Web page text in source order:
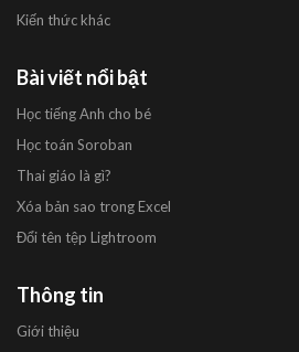
Kiến thức khác
Bài viết nổi bật
Học tiếng Anh cho bé
Học toán Soroban
Thai giáo là gì?
Xóa bản sao trong Excel
Đổi tên tệp Lightroom
Thông tin
Giới thiệu